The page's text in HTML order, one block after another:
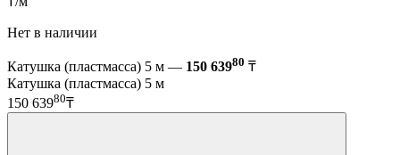
Нет в наличии
Катушка (пластмасса) 5 м — 150 63980 ₸
Катушка (пластмасса) 5 м
150 63980₸